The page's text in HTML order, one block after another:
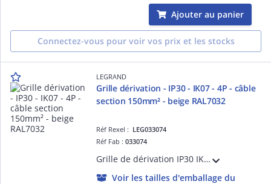
Ajouter au panier
Connectez-vous pour voir vos prix et les stocks
LEGRAND
Grille dérivation - IP30 - IK07 - 4P - câble
section 150mm² - beige RAL7032
Réf Rexel : LEG033074
Réf Fab :033074
Grille de dérivation IP30 IK07 4P pour câble cuivre section 150mm² et intensité nominale 309A avec entrées défonçables pour tubes D=9mm et D=21mm - 4 connexions par pôle - équipée de 4 ou 5 plots de dérivation montés sur barrettes isolées
Voir les tailles d'emballage du